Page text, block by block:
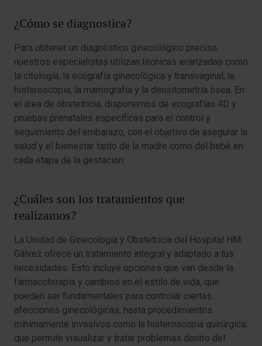
¿Cómo se diagnostica?
Para obtener un diagnóstico ginecológico preciso,
nuestros especialistas utilizan técnicas avanzadas como
la citología, la ecografía ginecológica y transvaginal, la
histeroscopia, la mamografía y la densitometría ósea. En
el área de obstetricia, disponemos de ecografías 4D y
pruebas prenatales específicas para el control y
seguimiento del embarazo, con el objetivo de asegurar la
salud y el bienestar tanto de la madre como del bebé en
cada etapa de la gestación.
¿Cuáles son los tratamientos que
realizamos?
La Unidad de Ginecología y Obstetricia del Hospital HM
Gálvez ofrece un tratamiento integral y adaptado a tus
necesidades. Esto incluye opciones que van desde la
farmacoterapia y cambios en el estilo de vida, que
pueden ser fundamentales para controlar ciertas
afecciones ginecológicas, hasta procedimientos
mínimamente invasivos como la histeroscopia quirúrgica,
que permite visualizar y tratar problemas dentro del